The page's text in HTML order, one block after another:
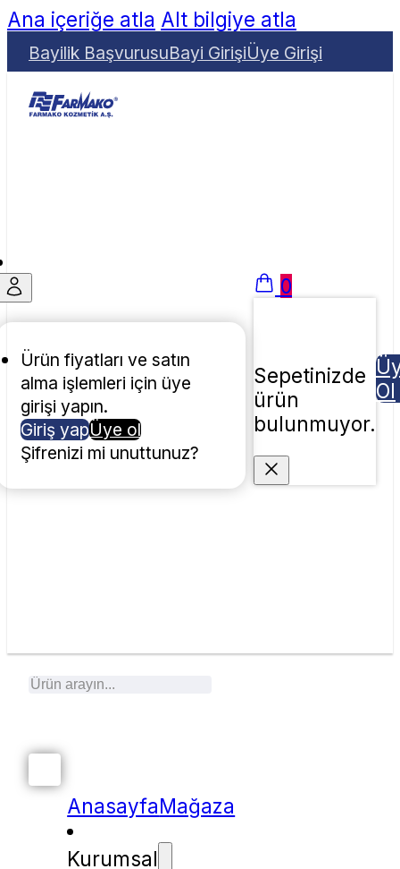
Ana içeriğe atla Alt bilgiye atla
Bayilik BaşvurusuBayi GirişiÜye Girişi
Ürün fiyatları ve satın
alma işlemleri için üye
girişi yapın.
Giriş yapÜye ol
Şifrenizi mi unuttunuz?
0
Sepetinizde
ürün
bulunmuyor.
Ol
AnasayfaMağaza
Kurumsal